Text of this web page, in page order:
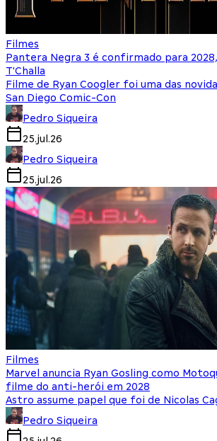
Filmes
Pantera Negra 3 é confirmado para
T'Challa
Filme de Ryan Coogler foi uma das
San Diego Comic-Con
Pedro Siqueira
25.jul.26
Pedro Siqueira
25.jul.26
Filmes
Marvel anuncia Ryan Gosling como
filme do anti-herói em 2028
Astro assume papel que foi de Nicolas
Pedro Siqueira